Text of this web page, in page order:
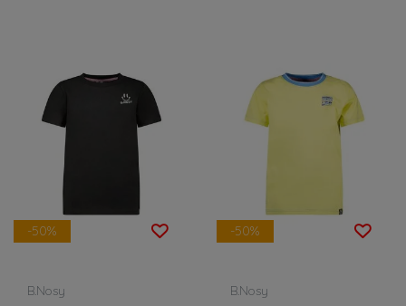
-50%
B.Nosy
-50%
B.Nosy